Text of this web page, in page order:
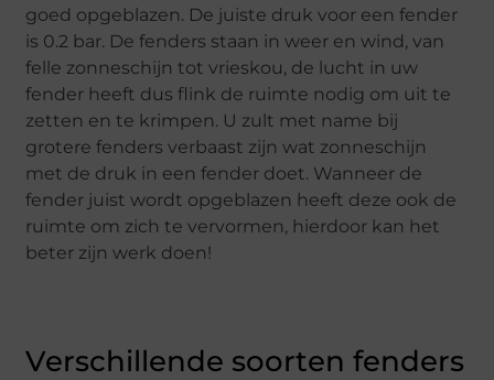
goed opgeblazen. De juiste druk voor een fender
is 0.2 bar. De fenders staan in weer en wind, van
felle zonneschijn tot vrieskou, de lucht in uw
fender heeft dus flink de ruimte nodig om uit te
zetten en te krimpen. U zult met name bij
grotere fenders verbaast zijn wat zonneschijn
met de druk in een fender doet. Wanneer de
fender juist wordt opgeblazen heeft deze ook de
ruimte om zich te vervormen, hierdoor kan het
beter zijn werk doen!
Verschillende soorten fenders